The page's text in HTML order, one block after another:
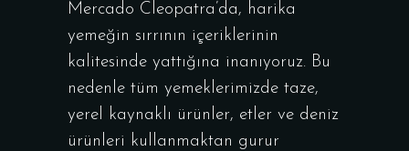
Mercado Cleopatra’da, harika
yemeğin sırrının içeriklerinin
kalitesinde yattığına inanıyoruz. Bu
nedenle tüm yemeklerimizde taze,
yerel kaynaklı ürünler, etler ve deniz
ürünleri kullanmaktan gurur